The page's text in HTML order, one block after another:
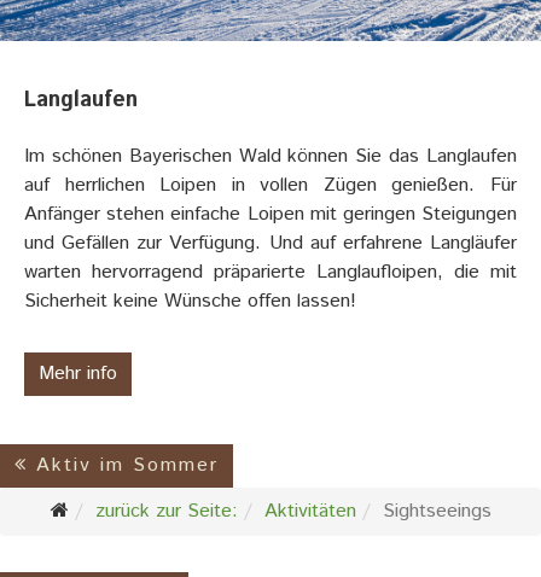
Langlaufen
Im schönen Bayerischen Wald können Sie das Langlaufen
auf herrlichen Loipen in vollen Zügen genießen. Für
Anfänger stehen einfache Loipen mit geringen Steigungen
und Gefällen zur Verfügung. Und auf erfahrene Langläufer
warten hervorragend präparierte Langlaufloipen, die mit
Sicherheit keine Wünsche offen lassen!
Mehr info
Aktiv im Sommer
zurück zur Seite:
Aktivitäten Sightseeings